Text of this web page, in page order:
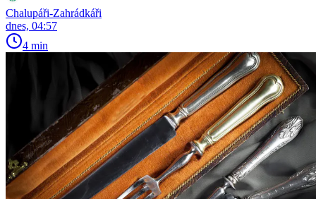
Chalupáři-Zahrádkáři
dnes, 04:57
4 min